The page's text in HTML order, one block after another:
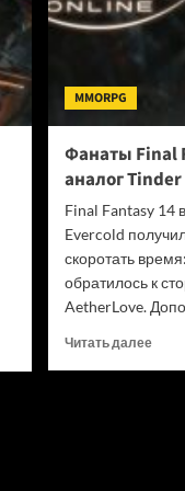
MMORPG
Фанаты Final
аналог Tinder
Final Fantasy 14
Evercold
скоротать
обратилось к
AetherLove.
Читать далее